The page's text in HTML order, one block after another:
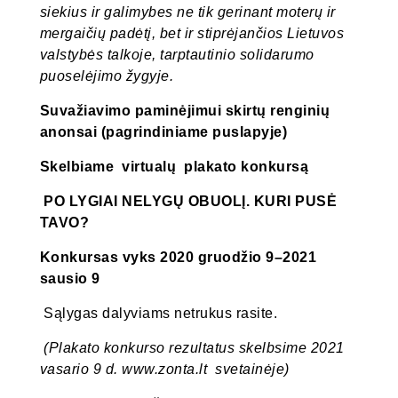
siekius ir galimybes ne tik gerinant moterų ir
mergaičių padėtį, bet ir stiprėjančios Lietuvos
valstybės talkoje, tarptautinio solidarumo
puoselėjimo žygyje.
Suvažiavimo paminėjimui skirtų renginių
anonsai (pagrindiniame puslapyje)
Skelbiame virtualų plakato konkursą
PO LYGIAI NELYGŲ OBUOLĮ. KURI PUSĖ
TAVO?
Konkursas vyks 2020 gruodžio 9–2021
sausio 9
Sąlygas dalyviams netrukus rasite.
(Plakato konkurso rezultatus skelbsime 2021
vasario 9 d. www.zonta.lt svetainėje)